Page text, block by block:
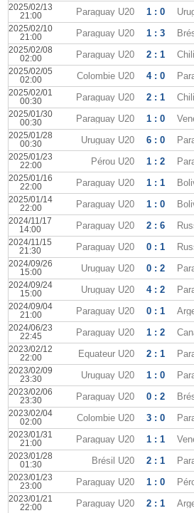
2025/02/13
21:00
Paraguay U20 1 : 0
2025/02/10
21:00
Paraguay U20 1 : 3
2025/02/08
02:00
Paraguay U20 2 : 1
2025/02/05
02:00
Colombie U20 4 : 0
2025/02/01
00:30
Paraguay U20 2 : 1
2025/01/30
00:30
Paraguay U20 1 : 0
2025/01/28
00:30
Uruguay U20 6 : 0
2025/01/23
22:00
Pérou U20 1 : 2
2025/01/16
22:00
Paraguay U20 1 : 1
2025/01/14
22:00
Paraguay U20 1 : 0
2024/11/17
14:00
Paraguay U20 2 : 6
2024/11/15
21:30
Paraguay U20 0 : 1
2024/09/26
15:00
Uruguay U20 0 : 2
2024/09/24
15:00
Uruguay U20 4 : 2
2024/09/04
21:00
Paraguay U20 0 : 1
2024/06/23
22:45
Paraguay U20 1 : 2
2023/02/12
22:00
Équateur U20 2 : 1
2023/02/09
23:30
Uruguay U20 1 : 0
2023/02/06
23:30
Paraguay U20 0 : 2
2023/02/04
02:00
Colombie U20 3 : 0
2023/01/31
21:00
Paraguay U20 1 : 1
2023/01/28
01:30
Brésil U20 2 : 1
2023/01/23
23:00
Paraguay U20 1 : 0
2023/01/21
22:00
Paraguay U20 2 : 1